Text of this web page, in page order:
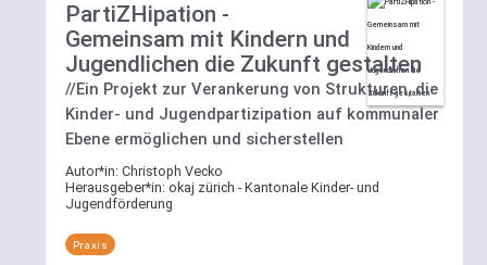
PartiZHipation -
Gemeinsam mit Kindern und
Jugendlichen die Zukunft gestalten
//Ein Projekt zur Verankerung von Strukturen, die
Kinder- und Jugendpartizipation auf kommunaler
Ebene ermöglichen und sicherstellen
Autor*in: Christoph Vecko
Herausgeber*in: okaj zürich - Kantonale Kinder- und
Jugendförderung
Praxis